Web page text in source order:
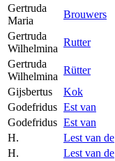
Gertruda
Maria
Brouwers
Gertruda
Wilhelmina
Rutter
Gertruda
Wilhelmina
Rütter
Gijsbertus
Kok
Godefridus Est van
Godefridus Est van
H.
Lest van de
H.
Lest van de